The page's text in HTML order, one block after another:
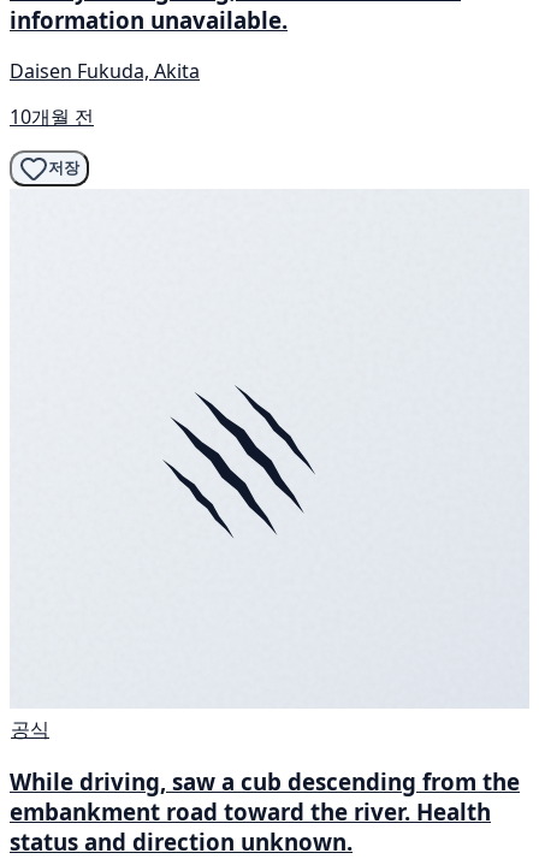
information unavailable.
Daisen Fukuda, Akita
10개월 전
저장
공식
While driving, saw a cub descending from the
embankment road toward the river. Health
status and direction unknown.